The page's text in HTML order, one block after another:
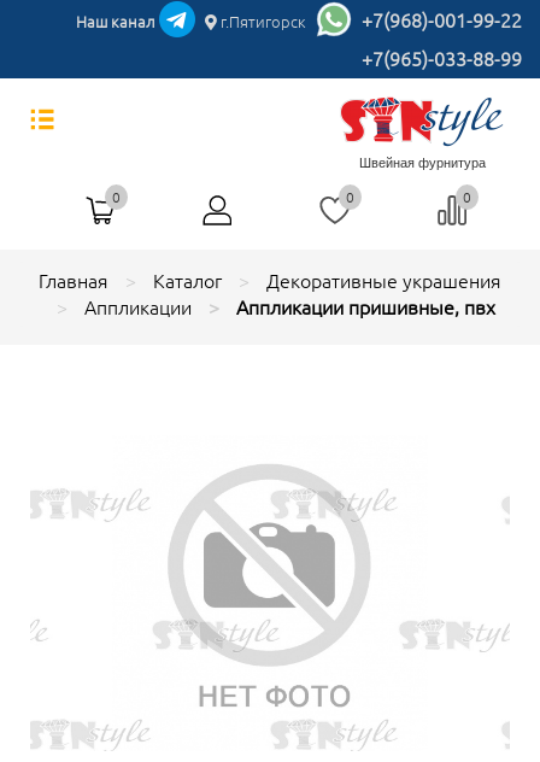
Наш канал г.Пятигорск
+7(968)-001-99-22
+7(965)-033-88-99
Швейная фурнитура
0 0 0
Главная Каталог
Декоративные украшения
Аппликации
Аппликации пришивные, пвх